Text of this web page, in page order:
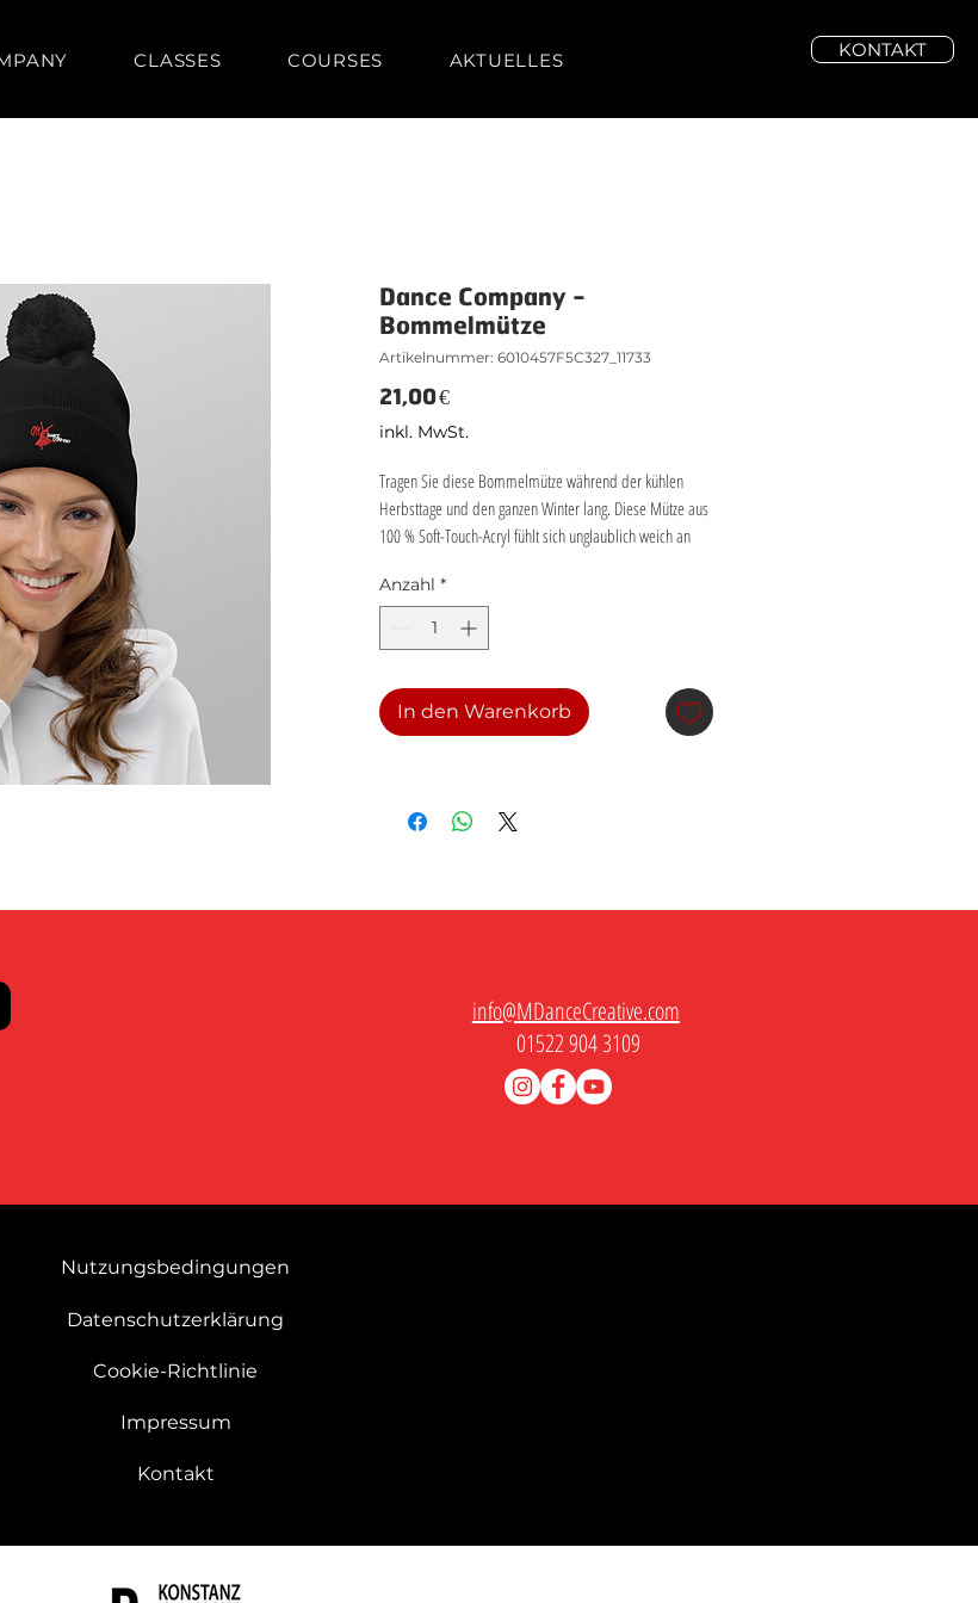
KONTAKT
CLASSES COURSES AKTUELLES
Dance Company -
Bommelmütze
Artikelnummer: 6010457F5C327_11733
21,00 €Preis
inkl. MwSt.
Tragen Sie diese Bommelmütze während der kühlen
Herbsttage und den ganzen Winter lang. Diese Mütze aus
100 % Soft-Touch-Acryl fühlt sich unglaublich weich an
• 100 % Soft-Touch-Acryl
• Doppellagiger Strick
• Gleichfarbiger Pompon
• Blanko-Produkt aus China bezogen
Anzahl *
In den Warenkorb
info@MDanceCreative.com
01522 904 3109
Nutzungsbedingungen
Datenschutzerklärung
Cookie-Richtlinie
Impressum
Kontakt